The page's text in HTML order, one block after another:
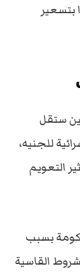
بتسعير
ستقل
للجنيه،
التعويم
بسبب
القاسية